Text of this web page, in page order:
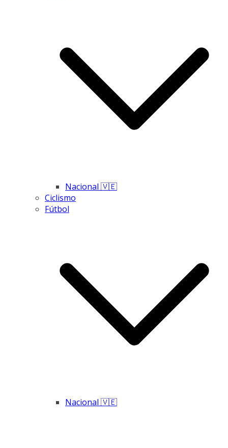
Nacional 🇻🇪
Ciclismo
Fútbol
Nacional 🇻🇪